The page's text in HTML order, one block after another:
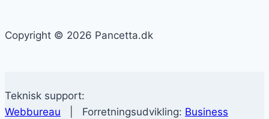
Copyright © 2026 Pancetta.dk
Teknisk support:
Webbureau | Forretningsudvikling: Business